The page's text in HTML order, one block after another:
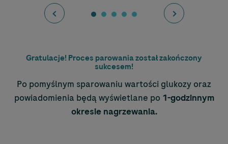
Gratulacje! Proces parowania został zakończony
sukcesem!
Po pomyślnym sparowaniu wartości glukozy oraz
powiadomienia będą wyświetlane po 1-godzinnym
okresie nagrzewania.